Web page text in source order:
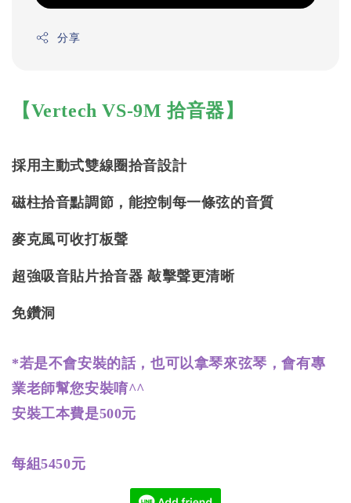
分享
【Vertech VS-9M 拾音器】
採用主動式雙線圈拾音設計
磁柱拾音點調節，能控制每一條弦的音質
麥克風可收打板聲
超強吸音貼片拾音器 敲擊聲更清晰
免鑽洞
*若是不會安裝的話，也可以拿琴來弦琴，會有專
業老師幫您安裝唷^^
安裝工本費是500元
每組5450元